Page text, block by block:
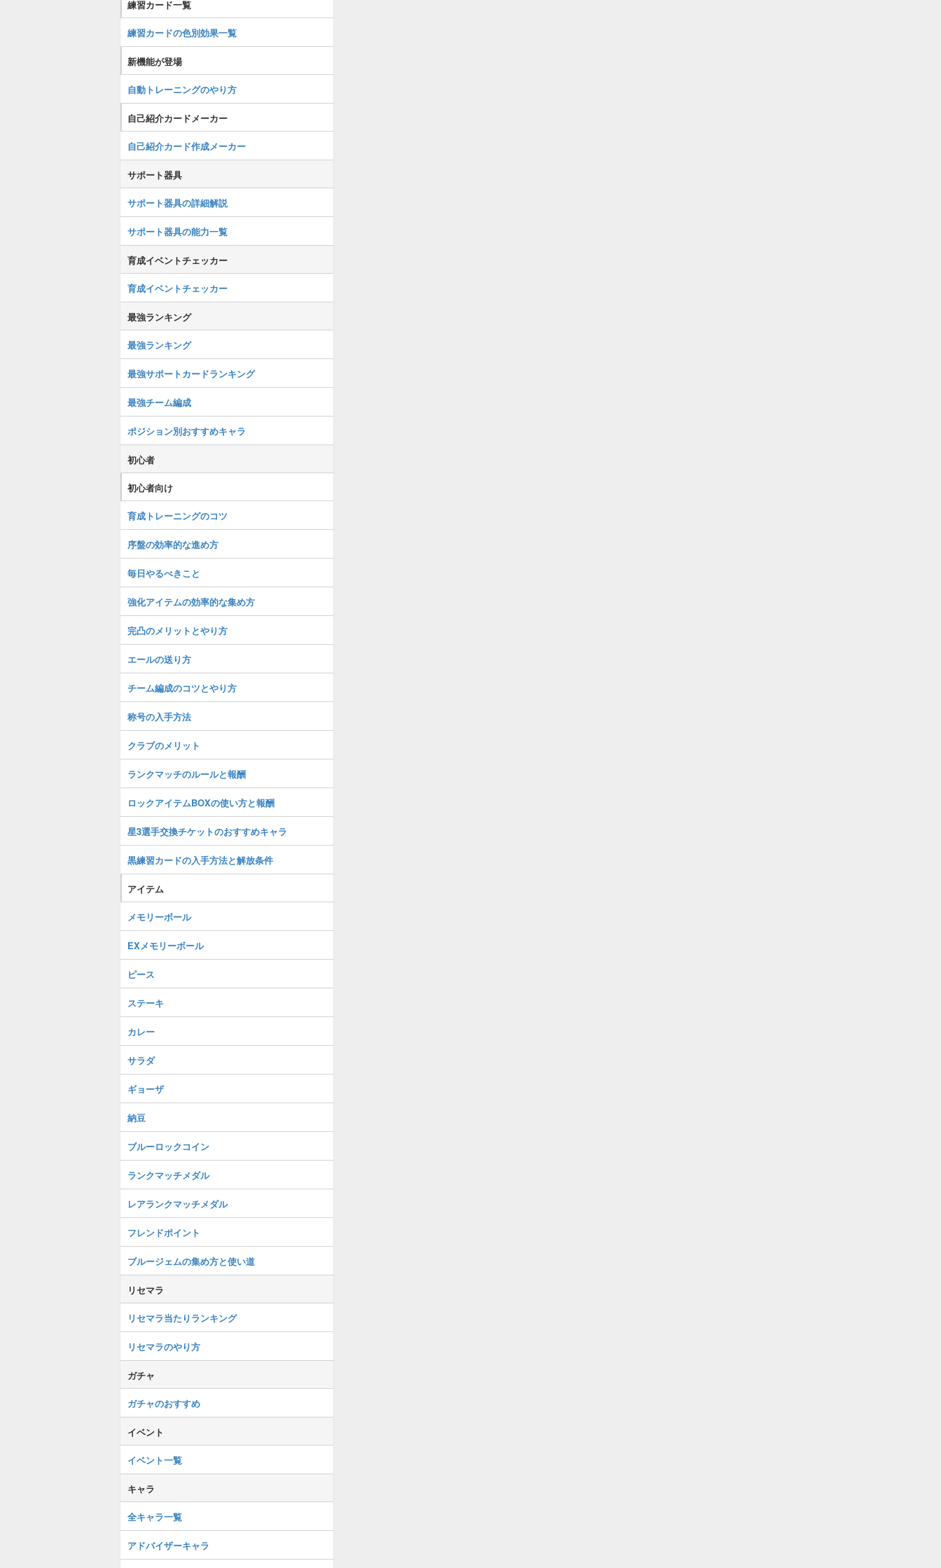
練習カード一覧
練習カードの色別効果一覧
新機能が登場
自動トレーニングのやり方
自己紹介カードメーカー
自己紹介カード作成メーカー
サポート器具
サポート器具の詳細解説
サポート器具の能力一覧
育成イベントチェッカー
育成イベントチェッカー
最強ランキング
最強ランキング
最強サポートカードランキング
最強チーム編成
ポジション別おすすめキャラ
初心者
初心者向け
育成トレーニングのコツ
序盤の効率的な進め方
毎日やるべきこと
強化アイテムの効率的な集め方
完凸のメリットとやり方
エールの送り方
チーム編成のコツとやり方
称号の入手方法
クラブのメリット
ランクマッチのルールと報酬
ロックアイテムBOXの使い方と報酬
星3選手交換チケットのおすすめキャラ
黒練習カードの入手方法と解放条件
アイテム
メモリーボール
EXメモリーボール
ピース
ステーキ
カレー
サラダ
ギョーザ
納豆
ブルーロックコイン
ランクマッチメダル
レアランクマッチメダル
フレンドポイント
ブルージェムの集め方と使い道
リセマラ
リセマラ当たりランキング
リセマラのやり方
ガチャ
ガチャのおすすめ
イベント
イベント一覧
キャラ
全キャラ一覧
アドバイザーキャラ